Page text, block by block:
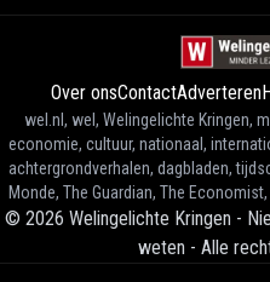
Over onsContactAdverteren
wel.nl, wel, Welingelichte Kringen,
economie, cultuur, nationaal,
achtergrondverhalen, dagbladen,
Monde, The Guardian, The
© 2026 Welingelichte Kringen -
weten - Alle